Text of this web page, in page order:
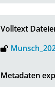
Volltext
Metadaten